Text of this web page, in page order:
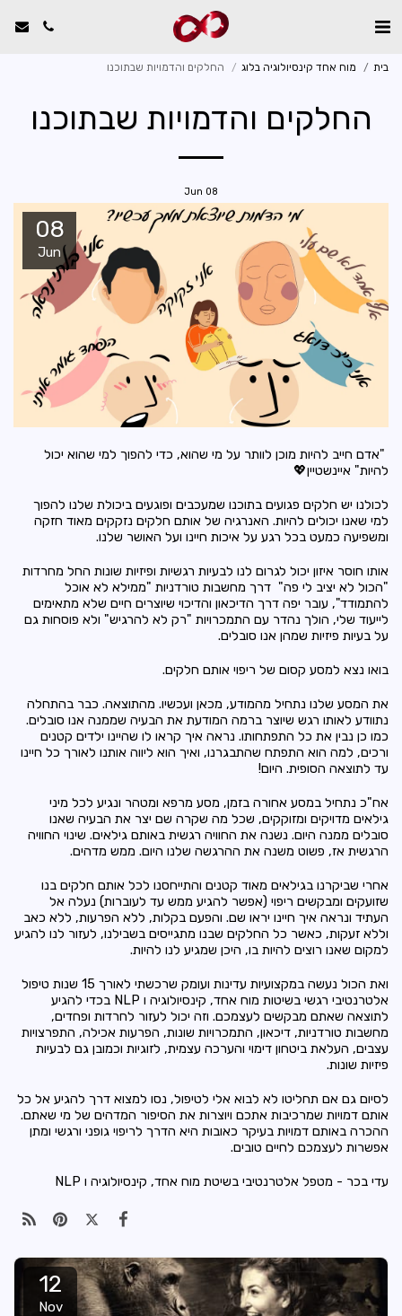
בית מוח אחד קינסיולוגיה בלוג החלקים והדמויות שבתוכנו
החלקים והדמויות שבתוכנו
08
Jun
08
Jun
"אדם חייב להיות מוכן לוותר על מי שהוא, כדי להפוך למי שהוא יכול
להיות" איינשטיין💖
לכולנו יש חלקים פגועים בתוכנו שמעכבים ופוגעים ביכולת שלנו להפוך
למי שאנו יכולים להיות. האנרגיה של אותם חלקים נזקקים מאוד חזקה
ומשפיעה כמעט בכל רגע על איכות חיינו ועל האושר שלנו.
אותו חוסר איזון יכול לגרום לנו לבעיות רגשיות ופיזיות שונות החל מחרדות
"הכול לא יציב לי פה" דרך מחשבות טורדניות "ממילא לא אוכל
להתמודד", עובר יפה דרך הדיכאון והדיכוי שיוצרים חיים שלא מתאימים
לייעוד שלי, הולך נהדר עם התמכרויות "רק לא להרגיש" ולא פוסחות גם
על בעיות פיזיות שמהן אנו סובלים.
בואו נצא למסע קסום של ריפוי אותם חלקים.
את המסע שלנו נתחיל מהמודע, מכאן ועכשיו. מהתוצאה. כבר בהתחלה
נתוודע לאותו רגש שיוצר ברמה המודעת את הבעיה שממנה אנו סובלים.
כמו כן נבין את כל התפתחותו. נראה איך קראו לו שהיינו ילדים קטנים
ורכים, למה הוא התפתח שהתבגרנו, ואיך הוא ליווה אותנו לאורך כל חיינו
עד לתוצאה הסופית. היום!
אח"כ נתחיל במסע אחורה בזמן, מסע מרפא ומטהר ונגיע לכל מיני
גילאים מדויקים ומזוקקים, שכל מה שקרה שם יצר את הבעיה שאנו
סובלים ממנה היום. נשנה את החוויה רגשית באותם גילאים. שינוי החוויה
הרגשית אז, פשוט משנה את ההרגשה שלנו היום. ממש מדהים.
אחרי שביקרנו בגילאים מאוד קטנים והתייחסנו לכל אותם חלקים בנו
שזועקים ומבקשים ריפוי (אפשר להגיע ממש עד לעוברות) נעלה אל
העתיד ונראה איך חיינו יראו שם. והפעם בקלות, ללא הפרעות, ללא כאב
וללא זעקות, כאשר כל החלקים שבנו מתגייסים בשבילנו, לעזור לנו להגיע
למקום שאנו רוצים להיות בו, היכן שמגיע לנו להיות.
ואת הכול נעשה במקצועיות עדינות ועומק שרכשתי לאורך 15 שנות טיפול
אלטרנטיבי רגשי בשיטות מוח אחד, קינסיולוגיה ו NLP בכדי להגיע
לתוצאה שאתם מבקשים לעצמכם. וזה יכול לעזור לחרדות ופחדים,
מחשבות טורדניות, דיכאון, התמכרויות שונות, הפרעות אכילה, התפרצויות
עצבים, העלאת ביטחון דימוי והערכה עצמית, לזוגיות וכמובן גם לבעיות
פיזיות שונות.
לסיום גם אם תחליטו לא לבוא אלי לטיפול, נסו למצוא דרך להגיע אל כל
אותם דמויות שמרכיבות אתכם ויוצרות את הסיפור המדהים של מי שאתם.
ההכרה באותם דמויות בעיקר כאובות היא הדרך לריפוי גופני ורגשי ומתן
אפשרות לעצמכם לחיים טובים.
עדי בכר - מטפל אלטרנטיבי בשיטת מוח אחד, קינסיולוגיה ו NLP
12
Nov